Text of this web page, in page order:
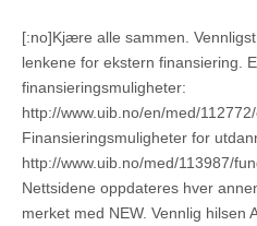
[:no]Kjære alle sammen.
lenkene for ekstern finansiering.
finansieringsmuligheter:
http://www.uib.no/en/med/
Finansieringsmuligheter for
http://www.uib.no/med/113987/
Nettsidene oppdateres hver
merket med NEW. Vennlig hilsen